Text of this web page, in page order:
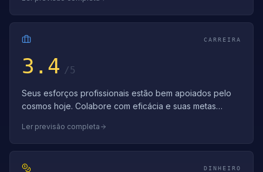
CARREIRA
3.4 /5
Seus esforços profissionais estão bem apoiados pelo
cosmos hoje. Colabore com eficácia e suas metas
Ler previsão completa
DINHEIRO